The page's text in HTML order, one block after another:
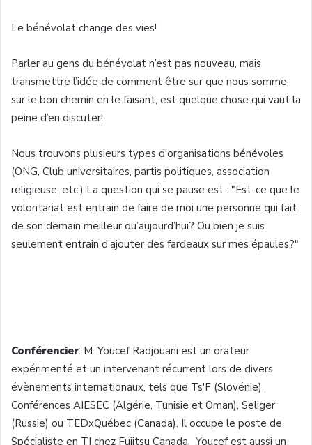
Le bénévolat change des vies!
Parler au gens du bénévolat n’est pas nouveau, mais
transmettre l’idée de comment être sur que nous somme
sur le bon chemin en le faisant, est quelque chose qui vaut la
peine d’en discuter!
Nous trouvons plusieurs types d'organisations bénévoles
(ONG, Club universitaires, partis politiques, association
religieuse, etc.) La question qui se pause est : "Est-ce que le
volontariat est entrain de faire de moi une personne qui fait
de son demain meilleur qu’aujourd’hui? Ou bien je suis
seulement entrain d’ajouter des fardeaux sur mes épaules?"
Conférencier: M. Youcef Radjouani est un orateur
expérimenté et un intervenant récurrent lors de divers
évènements internationaux, tels que Ts'F (Slovénie),
Conférences AIESEC (Algérie, Tunisie et Oman), Seliger
(Russie) ou TEDxQuébec (Canada). Il occupe le poste de
Spécialiste en TI chez Fujitsu Canada. Youcef est aussi un